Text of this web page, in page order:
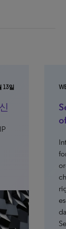
Role
are crucial
can quickly
more
of Timely